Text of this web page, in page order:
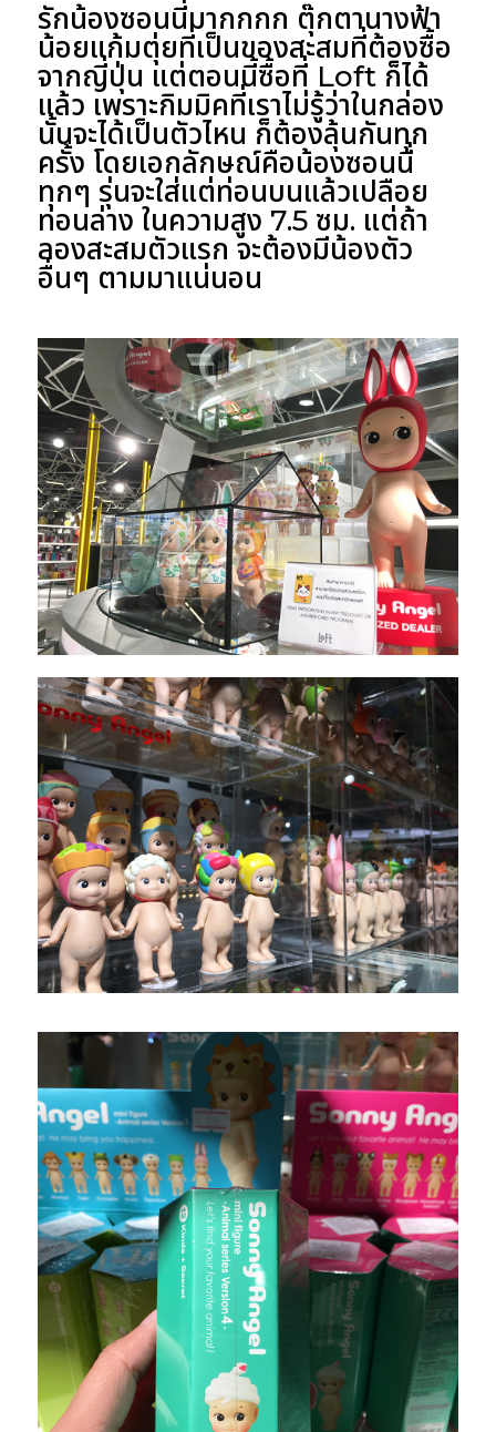
รักน้องซอนนี่มากกกก ตุ๊กตานางฟ้า
น้อยแก้มตุ่ยที่เป็นของสะสมที่ต้องซื้อ
จากญี่ปุ่น แต่ตอนนี้ซื้อที่ Loft ก็ได้
แล้ว เพราะกิมมิคที่เราไม่รู้ว่าในกล่อง
นั้นจะได้เป็นตัวไหน ก็ต้องลุ้นกันทุก
ครั้ง โดยเอกลักษณ์คือน้องซอนนี่
ทุกๆ รุ่นจะใส่แต่ท่อนบนแล้วเปลือย
ท่อนล่าง ในความสูง 7.5 ซม. แต่ถ้า
ลองสะสมตัวแรก จะต้องมีน้องตัว
อื่นๆ ตามมาแน่นอน